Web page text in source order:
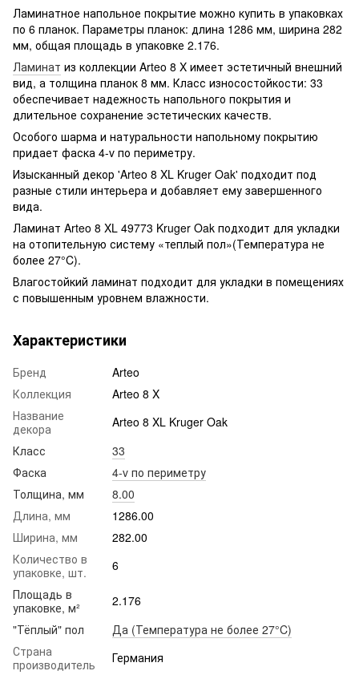
Ламинатное напольное покрытие можно купить в упаковках
по 6 планок. Параметры планок: длина 1286 мм, ширина 282
мм, общая площадь в упаковке 2.176.
Ламинат из коллекции Arteo 8 X имеет эстетичный внешний
вид, а толщина планок 8 мм. Класс износостойкости: 33
обеспечивает надежность напольного покрытия и
длительное сохранение эстетических качеств.
Особого шарма и натуральности напольному покрытию
придает фаска 4-v по периметру.
Изысканный декор 'Arteo 8 XL Kruger Oak' подходит под
разные стили интерьера и добавляет ему завершенного
вида.
Ламинат Arteo 8 XL 49773 Kruger Oak подходит для укладки
на отопительную систему «теплый пол»(Температура не
более 27°C).
Влагостойкий ламинат подходит для укладки в помещениях
с повышенным уровнем влажности.
Характеристики
Бренд
Arteo
Коллекция
Arteo 8 X
Название
декора
Arteo 8 XL Kruger Oak
Класс
33
Фаска
4-v по периметру
Толщина, мм
8.00
Длина, мм
1286.00
Ширина, мм
282.00
Количество в
упаковке, шт.
6
Площадь в
упаковке, м²
2.176
"Тёплый" пол
Да (Температура не более 27°C)
Страна
производитель
Германия